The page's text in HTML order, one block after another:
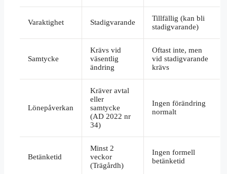
Varaktighet Stadigvarande
Tillfällig (kan bli
stadigvarande)
Samtycke
Krävs vid
väsentlig
ändring
Oftast inte, men
vid stadigvarande
krävs
Lönepåverkan
Kräver avtal
eller
samtycke
(AD 2022 nr
34)
Ingen förändring
normalt
Betänketid
Minst 2
veckor
(Trägårdh)
Ingen formell
betänketid